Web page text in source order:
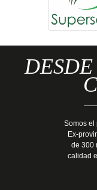
Somos el
Ex-
de 300
calidad